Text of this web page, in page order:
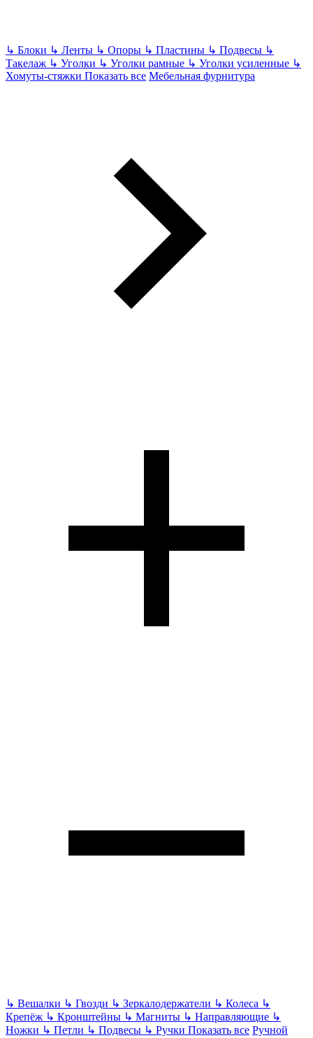
↳ Блоки ↳ Ленты ↳ Опоры ↳ Пластины ↳ Подвесы ↳
Такелаж ↳ Уголки ↳ Уголки рамные ↳ Уголки усиленные ↳
Хомуты-стяжки Показать все Мебельная фурнитура
↳ Вешалки ↳ Гвозди ↳ Зеркалодержатели ↳ Колеса ↳
Крепёж ↳ Кронштейны ↳ Магниты ↳ Направляющие ↳
Ножки ↳ Петли ↳ Подвесы ↳ Ручки Показать все Ручной